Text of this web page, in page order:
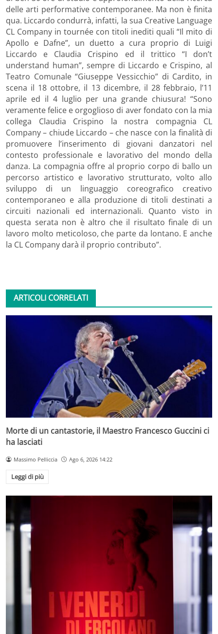
delle arti performative contemporanee. Ma non è finita
qua. Liccardo condurrà, infatti, la sua Creative Language
CL Company in tournée con titoli inediti quali “Il mito di
Apollo e Dafne”, un duetto a cura proprio di Luigi
Liccardo e Claudia Crispino ed il trittico “I don’t
understand human”, sempre di Liccardo e Crispino, al
Teatro Comunale “Giuseppe Vessicchio” di Cardito, in
scena il 18 ottobre, il 13 dicembre, il 28 febbraio, l’11
aprile ed il 4 luglio per una grande chiusura! “Sono
veramente felice e orgoglioso di aver fondato con la mia
collega Claudia Crispino la nostra compagnia CL
Company – chiude Liccardo – che nasce con la finalità di
promuovere l’inserimento di giovani danzatori nel
contesto professionale e lavorativo del mondo della
danza. La compagnia offre al proprio corpo di ballo un
percorso artistico e lavorativo strutturato, volto allo
sviluppo di un linguaggio coreografico creativo
contemporaneo e alla produzione di titoli destinati a
circuiti nazionali ed internazionali. Quanto visto in
questa serata non è altro che il risultato finale di un
lavoro molto meticoloso, che parte da lontano. E anche
la CL Company darà il proprio contributo”.
ARTICOLI CORRELATI
Morte di un cantastorie, il Maestro Francesco Guccini ci
ha lasciati
Massimo Pelliccia Ago 6, 2026 14:22
Leggi di più